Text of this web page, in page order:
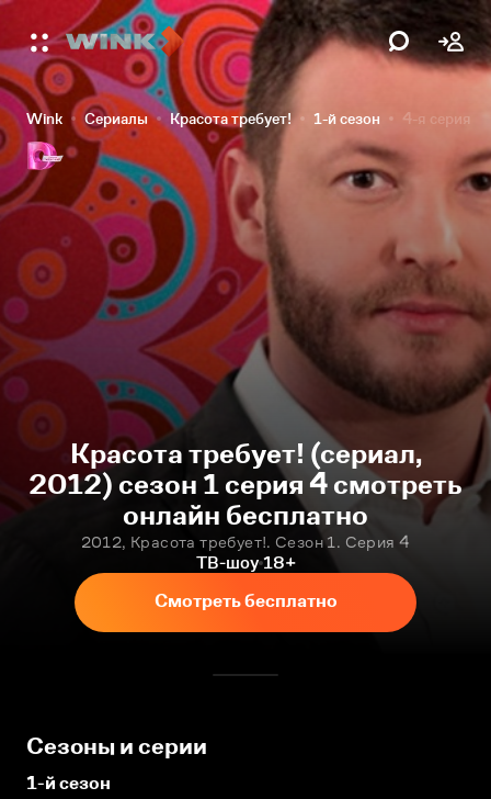
Wink Сериалы Красота требует! 1-й сезон 4-я серия
Красота требует! (сериал,
2012) сезон 1 серия 4 смотреть
онлайн бесплатно
2012, Красота требует!. Сезон 1. Серия 4
ТВ-шоу 18+
Смотреть бесплатно
Сезоны и серии
1-й сезон